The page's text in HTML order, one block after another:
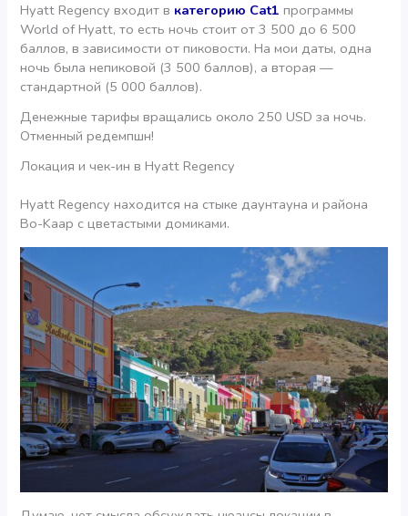
Hyatt Regency входит в категорию Cat1 программы
World of Hyatt, то есть ночь стоит от 3 500 до 6 500
баллов, в зависимости от пиковости. На мои даты, одна
ночь была непиковой (3 500 баллов), а вторая —
стандартной (5 000 баллов).
Денежные тарифы вращались около 250 USD за ночь.
Отменный редемпшн!
Локация и чек-ин в Hyatt Regency
Hyatt Regency находится на стыке даунтауна и района
Bo-Kaap с цветастыми домиками.